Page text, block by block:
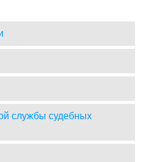
службы судебных